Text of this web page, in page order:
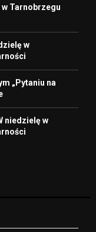
w Tarnobrzegu
w
„Pytaniu na
niedzielę w